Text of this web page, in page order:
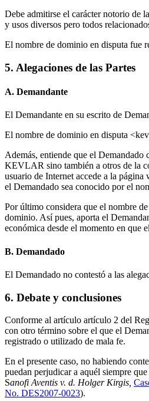
Debe admitirse el carácter notorio de
y usos diversos pero todos
El nombre de dominio en disputa fue
5. Alegaciones de las Partes
A. Demandante
El Demandante en su escrito de
El nombre de dominio en disputa
Además, entiende que el Demandado
KEVLAR sino también a otros de la
usuario de Internet accede a la
el Demandado sea conocido por el
Por último considera que el nombre
dominio. Así pues, aporta el
económica desde el momento en que
B. Demandado
El Demandado no contestó a las
6. Debate y conclusiones
Conforme al artículo artículo 2 del
con otro término sobre el que el
registrado o utilizado de mala fe.
En el presente caso, no habiendo
puedan perjudicar a aquél siempre
Sanofi Aventis v. d. Holger Kirgis,
No. DES2007-0023).